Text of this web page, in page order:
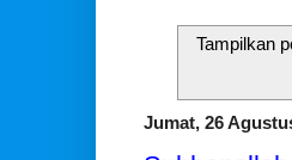
Tampilkan
Jumat, 26